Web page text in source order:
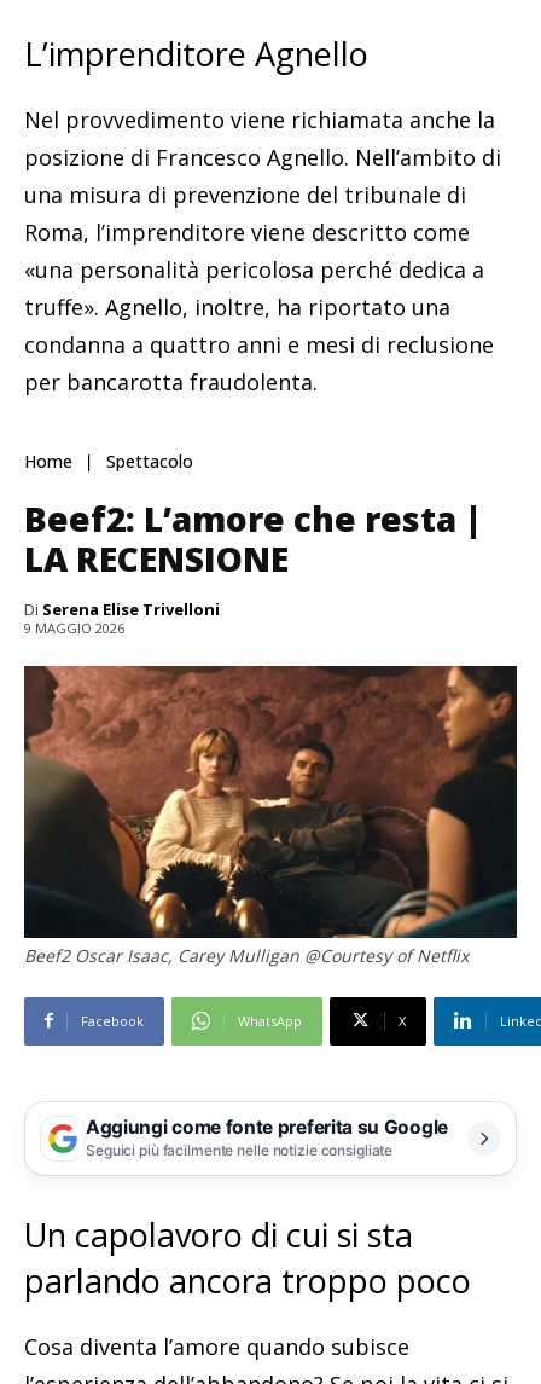
L’imprenditore Agnello
Nel provvedimento viene richiamata anche la
posizione di Francesco Agnello. Nell’ambito di
una misura di prevenzione del tribunale di
Roma, l’imprenditore viene descritto come
«una personalità pericolosa perché dedica a
truffe». Agnello, inoltre, ha riportato una
condanna a quattro anni e mesi di reclusione
per bancarotta fraudolenta.
Home Spettacolo
Beef2: L’amore che resta |
LA RECENSIONE
Di Serena Elise Trivelloni
9 MAGGIO 2026
Beef2 Oscar Isaac, Carey Mulligan @Courtesy of Netflix
Facebook WhatsApp X
Aggiungi come fonte preferita su Google
Seguici più facilmente nelle notizie consigliate
Un capolavoro di cui si sta
parlando ancora troppo poco
Cosa diventa l’amore quando subisce